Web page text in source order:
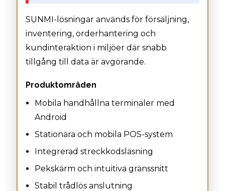
SUNMI-lösningar används för försäljning,
inventering, orderhantering och
kundinteraktion i miljöer där snabb
tillgång till data är avgörande.
Produktområden
Mobila handhållna terminaler med
Android
Stationära och mobila POS-system
Integrerad streckkodsläsning
Pekskärm och intuitiva gränssnitt
Stabil trådlös anslutning